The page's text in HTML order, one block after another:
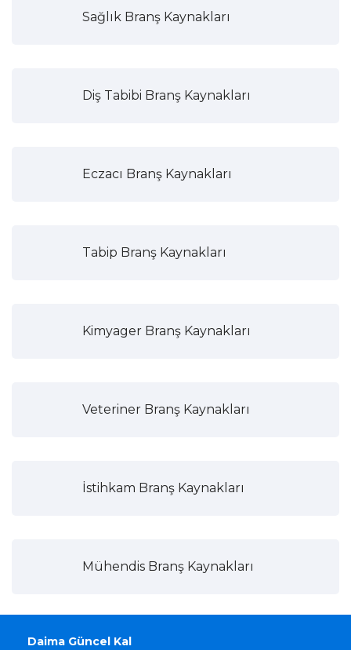
Sağlık Branş Kaynakları
Diş Tabibi Branş Kaynakları
Eczacı Branş Kaynakları
Tabip Branş Kaynakları
Kimyager Branş Kaynakları
Veteriner Branş Kaynakları
İstihkam Branş Kaynakları
Mühendis Branş Kaynakları
Daima Güncel Kal